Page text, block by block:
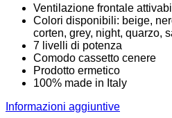
Ventilazione frontale
Colori disponibili: beige,
corten, grey, night, quarzo,
7 livelli di potenza
Comodo cassetto cenere
Prodotto ermetico
100% made in Italy
Informazioni aggiuntive